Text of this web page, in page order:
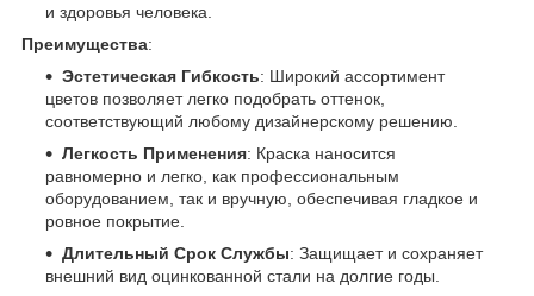
и здоровья человека.
Преимущества:
Эстетическая Гибкость: Широкий ассортимент
цветов позволяет легко подобрать оттенок,
соответствующий любому дизайнерскому решению.
Легкость Применения: Краска наносится
равномерно и легко, как профессиональным
оборудованием, так и вручную, обеспечивая гладкое и
ровное покрытие.
Длительный Срок Службы: Защищает и сохраняет
внешний вид оцинкованной стали на долгие годы.